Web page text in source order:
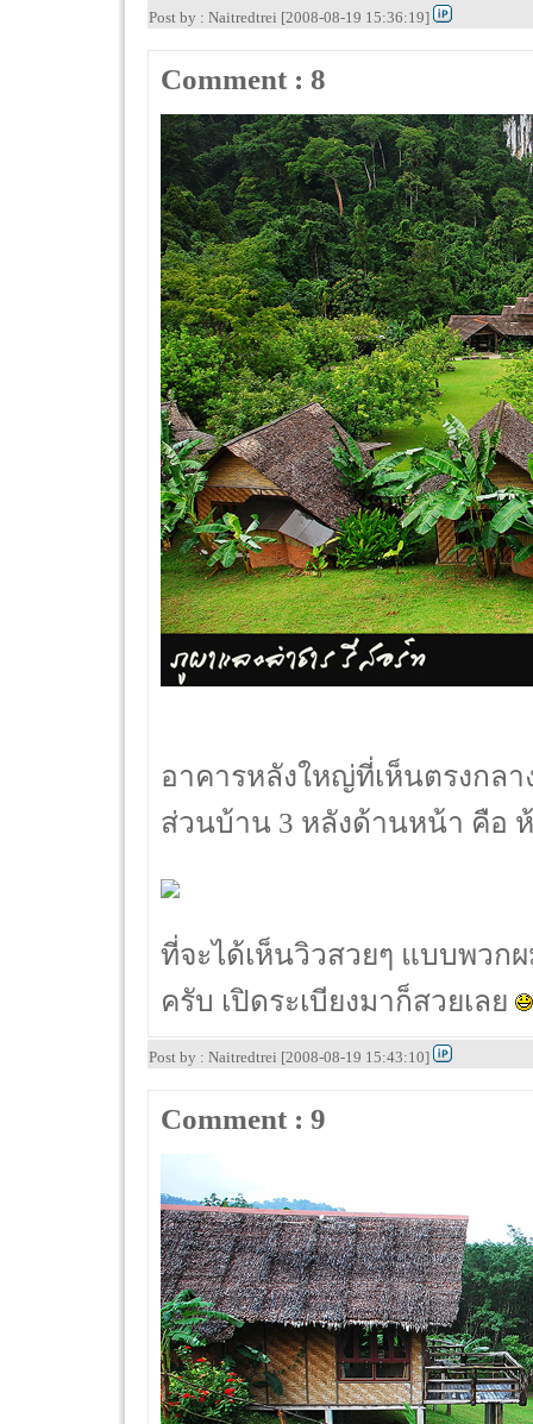
Post by : Naitredtrei [2008-08-19 15:36:19]
Comment : 8
อาคารหลังใหญ่ที่เห็นตรงกล
ส่วนบ้าน 3 หลังด้านหน้า คือ
ที่จะได้เห็นวิวสวยๆ แบบพวก
ครับ เปิดระเบียงมาก็สวยเลย
Post by : Naitredtrei [2008-08-19 15:43:10]
Comment : 9